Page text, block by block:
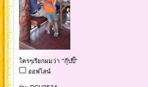
ใครๆเรียกผมว่า "กุ๊ปปิ๊"
ออฟไลน์